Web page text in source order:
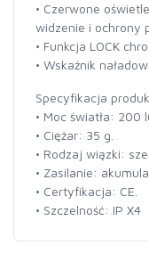
• Czerwone
widzenie i ochrony
• Funkcja LOCK
• Wskaźnik
Specyfikacja
• Moc światła: 200
• Ciężar: 35 g.
• Rodzaj wiązki:
• Zasilanie:
• Certyfikacja: CE.
• Szczelność: IP X4